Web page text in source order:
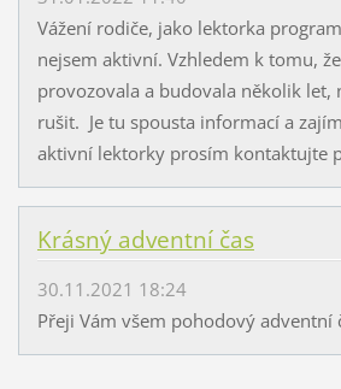
Vážení rodiče, jako lektorka
nejsem aktivní. Vzhledem k tomu,
provozovala a budovala několik let,
rušit. Je tu spousta informací a
aktivní lektorky prosím kontaktujte
Krásný adventní čas
30.11.2021 18:24
Přeji Vám všem pohodový adventní